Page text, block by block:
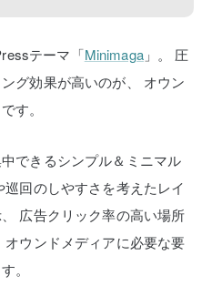
テーマ「Minimaga」。
圧
グ効果が高いのが、
オウン
す。
できるシンプル＆ミニマル
回のしやすさを考えたレイ
広告クリック率の高い場所
オウンドメディアに必要な要
。